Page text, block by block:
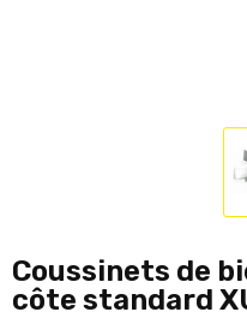
Coussinets de
côte standard